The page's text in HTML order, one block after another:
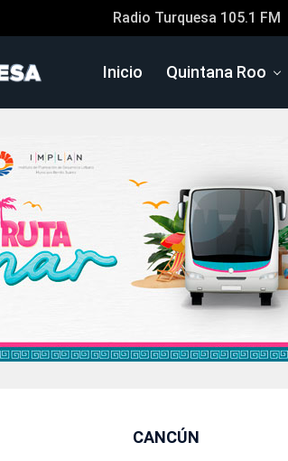
Radio Turquesa 105.1 FM
Inicio Quintana Roo
CANCÚN